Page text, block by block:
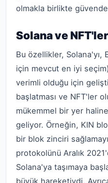
olmakla birlikte güvende
Solana ve NFT'ler
Bu özellikler, Solana'yı,
için mevcut en iyi
verimli olduğu için
başlatması ve NFT'ler
mükemmel bir yer
geliyor. Örneğin, KIN
bir blok zinciri
protokolünü Aralık
Solana'ya taşımaya
büyük hareketiydi.